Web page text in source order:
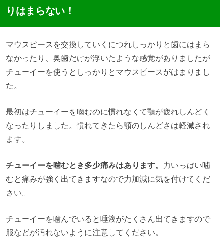
りはまらない！
マウスピースを交換していくにつれしっかりと歯にはまら
なかったり、奥歯だけが浮いたような感覚がありましたが
チューイーを使うとしっかりとマウスピースがはまりまし
た。
最初はチューイーを噛むのに慣れなくて顎が疲れしんどく
なったりしました。慣れてきたら顎のしんどさは軽減され
ます。
チューイーを噛むとき多少痛みはあります。 力いっぱい噛
むと痛みが強く出てきますなので力加減に気を付けてくだ
さい。
チューイーを噛んでいると唾液がたくさん出てきますので
服などが汚れないように注意してください。